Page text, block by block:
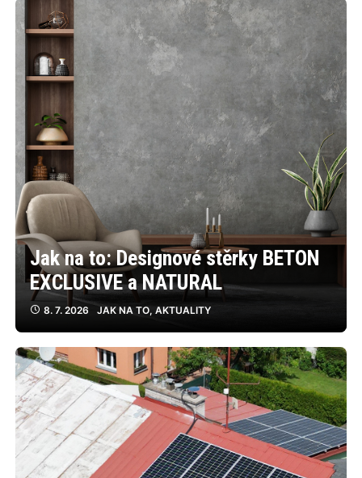
Jak na to: Designové stěrky BETON
EXCLUSIVE a NATURAL
8. 7. 2026 JAK NA TO, AKTUALITY